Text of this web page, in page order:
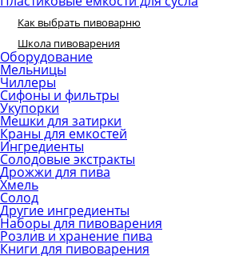
Как выбрать пивоварню
Школа пивоварения
Оборудование
Мельницы
Чиллеры
Сифоны и фильтры
Укупорки
Мешки для затирки
Краны для емкостей
Ингредиенты
Солодовые экстракты
Дрожжи для пива
Хмель
Солод
Другие ингредиенты
Наборы для пивоварения
Розлив и хранение пива
Книги для пивоварения